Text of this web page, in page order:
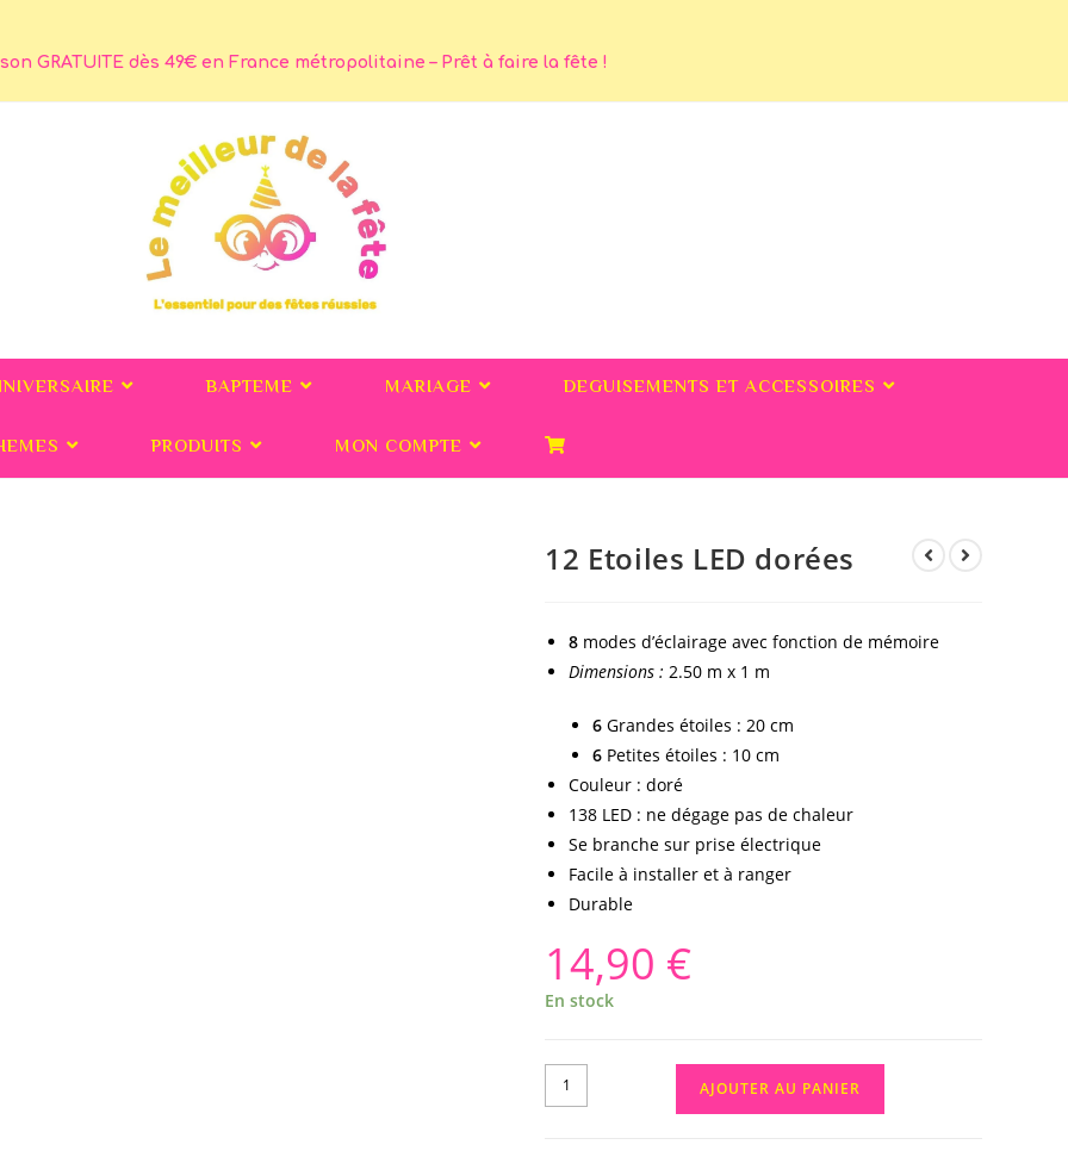
GRATUITE dès 49€ en France métropolitaine – Prêt à faire la fête !
BAPTEME MARIAGE DEGUISEMENTS ET ACCESSOIRES
PRODUITS MON COMPTE
12 Etoiles LED dorées
8 modes d’éclairage avec fonction de mémoire
Dimensions : 2.50 m x 1 m
6 Grandes étoiles : 20 cm
6 Petites étoiles : 10 cm
Couleur : doré
138 LED : ne dégage pas de chaleur
Se branche sur prise électrique
Facile à installer et à ranger
Durable
14,90 €
En stock
AJOUTER AU PANIER